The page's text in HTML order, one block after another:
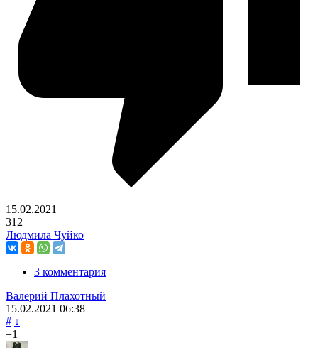
15.02.2021
312
Людмила Чуйко
3 комментария
Валерий Плахотный
15.02.2021 06:38
# ↓
+1